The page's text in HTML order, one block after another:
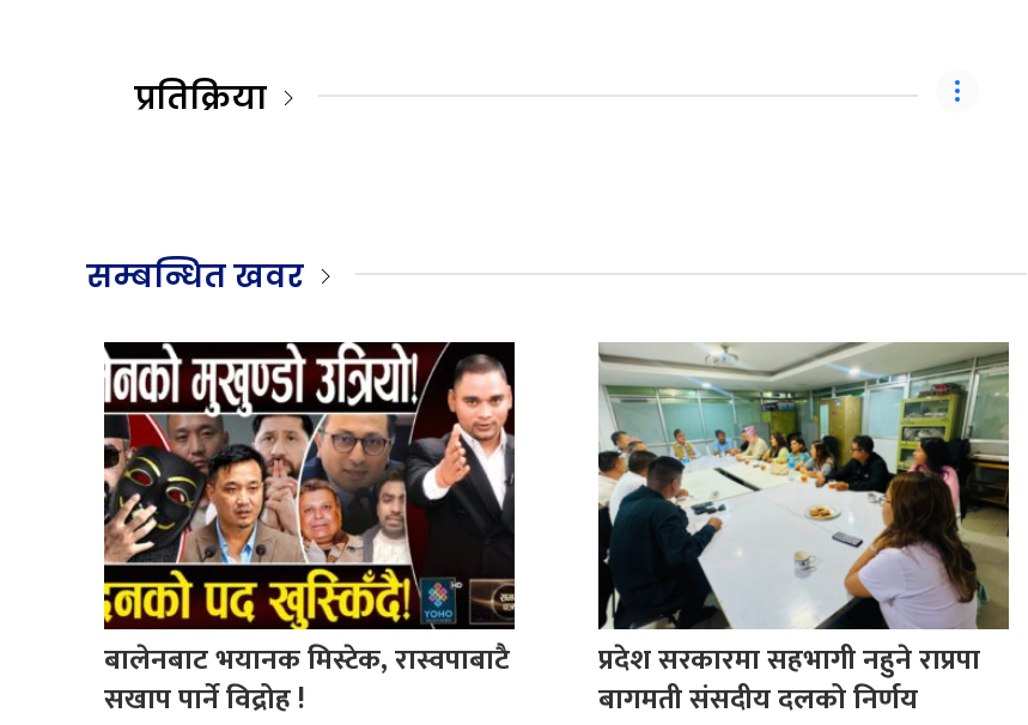
प्रतिक्रिया
सम्बन्धित खवर
बालेनबाट भयानक मिस्टेक, रास्वपाबाटै
सखाप पार्ने विद्रोह !
प्रदेश सरकारमा सहभागी नहुने राप्रपा
बागमती संसदीय दलको निर्णय